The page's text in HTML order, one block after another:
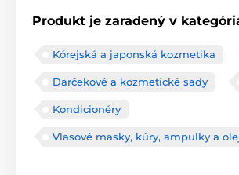
Produkt je zaradený v
Kórejská a japonská kozmetika
Darčekové a kozmetické sady
Kondicionéry
Vlasové masky, kúry, ampulky a